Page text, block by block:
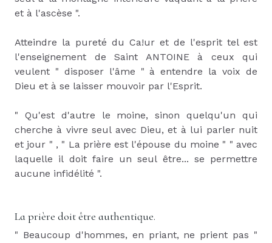
et à l'ascèse ".
Atteindre la pureté du Ca!ur et de l'esprit tel est
l'enseignement de Saint ANTOINE à ceux qui
veulent " disposer l'âme " à entendre la voix de
Dieu et à se laisser mouvoir par l'Esprit.
" Qu'est d'autre le moine, sinon quelqu'un qui
cherche à vivre seul avec Dieu, et à lui parler nuit
et jour " , " La prière est l'épouse du moine " " avec
laquelle il doit faire un seul être... se permettre
aucune infidélité ".
La prière doit être authentique.
" Beaucoup d'hommes, en priant, ne prient pas "